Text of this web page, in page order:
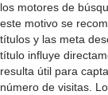
los motores de
este motivo se
títulos y las meta
título influye
resulta útil para
número de visitas.